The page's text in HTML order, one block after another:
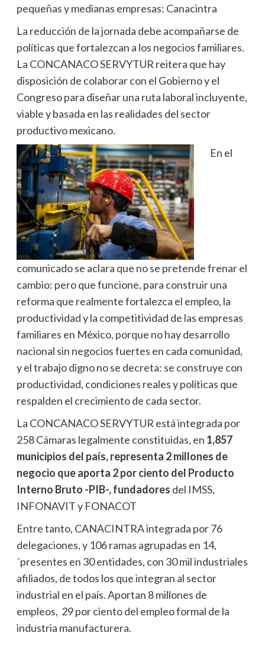
pequeñas y medianas empresas: Canacintra
La reducción de la jornada debe acompañarse de
políticas que fortalezcan a los negocios familiares.
La CONCANACO SERVYTUR reitera que hay
disposición de colaborar con el Gobierno y el
Congreso para diseñar una ruta laboral incluyente,
viable y basada en las realidades del sector
productivo mexicano.
En el
comunicado se aclara que no se pretende frenar el
cambio: pero que funcione, para construir una
reforma que realmente fortalezca el empleo, la
productividad y la competitividad de las empresas
familiares en México, porque no hay desarrollo
nacional sin negocios fuertes en cada comunidad,
y el trabajo digno no se decreta: se construye con
productividad, condiciones reales y políticas que
respalden el crecimiento de cada sector.
La CONCANACO SERVYTUR está integrada por
258 Cámaras legalmente constituidas, en 1,857
municipios del país, representa 2 millones de
negocio que aporta 2 por ciento del Producto
Interno Bruto -PIB-,fundadores del IMSS,
INFONAVIT y FONACOT
Entre tanto, CANACINTRA integrada por 76
delegaciones, y 106 ramas agrupadas en 14,
´presentes en 30 entidades, con 30 mil industriales
afiliados, de todos los que integran al sector
industrial en el país. Aportan 8 millones de
empleos, 29 por ciento del empleo formal de la
industria manufacturera.